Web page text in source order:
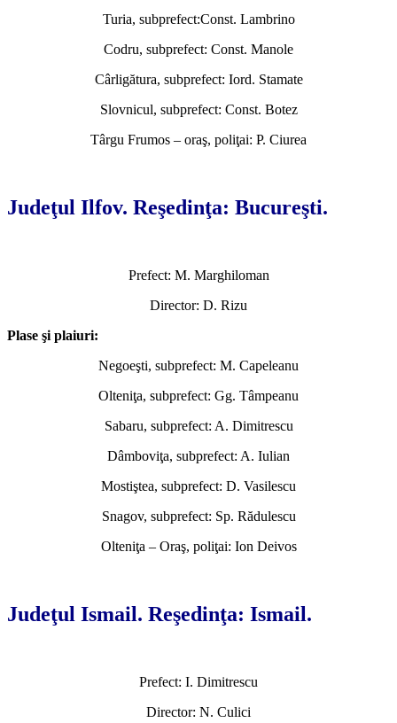
Turia, subprefect:Const. Lambrino
Codru, subprefect: Const. Manole
Cârligătura, subprefect: Iord. Stamate
Slovnicul, subprefect: Const. Botez
Târgu Frumos – oraş, poliţai: P. Ciurea
Judeţul Ilfov. Reşedinţa: Bucureşti.
Prefect: M. Marghiloman
Director: D. Rizu
Plase şi plaiuri:
Negoeşti, subprefect: M. Capeleanu
Olteniţa, subprefect: Gg. Tâmpeanu
Sabaru, subprefect: A. Dimitrescu
Dâmboviţa, subprefect: A. Iulian
Mostiştea, subprefect: D. Vasilescu
Snagov, subprefect: Sp. Rădulescu
Olteniţa – Oraş, poliţai: Ion Deivos
Judeţul Ismail. Reşedinţa: Ismail.
Prefect: I. Dimitrescu
Director: N. Culici